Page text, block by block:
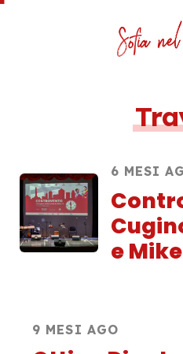
6 MESI
e
9 MESI AGO